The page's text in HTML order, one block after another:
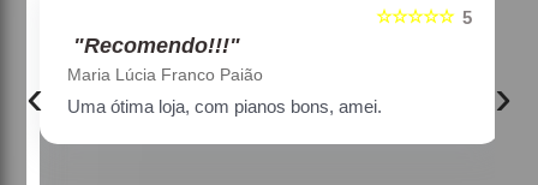
5
☆☆☆☆☆
"Recomendo!!!"
Maria Lúcia Franco Paião
Uma ótima loja, com pianos bons, amei.
‹ ›